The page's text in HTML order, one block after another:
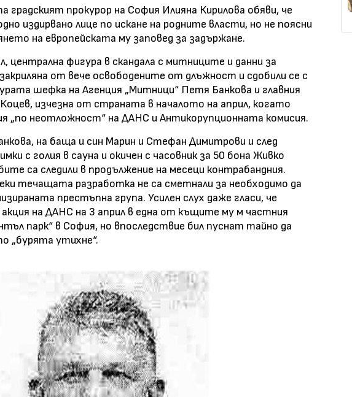
градският прокурор на София Илияна Кирилова обяви, че
издирвано лице по искане на родните власти, но не поясни
на европейската му заповед за задържане.
централна фигура в скандала с митниците и данни за
от вече освободените от длъжност и сдобили се с
шефка на Агенция „Митници“ Петя Банкова и главния
изчезна от страната в началото на април, когато
„по неотложност“ на ДАНС и Антикорупционната комисия.
на баща и син Марин и Стефан Димитрови и след
с голия в сауна и окичен с часовник за 50 бона Живко
са следили в продължение на месеци контрабандния.
течащата разработка не са сметнали за необходимо да
престъпна група. Усилен слух даже гласи, че
акция на ДАНС на 3 април в една от къщите му м частния
парк“ в София, но впоследствие бил пуснат тайно да
„бурята утихне“.